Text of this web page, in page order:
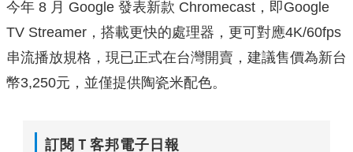
今年 8 月 Google 發表新款 Chromecast，即Google
TV Streamer，搭載更快的處理器，更可對應4K/60fps
串流播放規格，現已正式在台灣開賣，建議售價為新台
幣3,250元，並僅提供陶瓷米配色。
訂閱Ｔ客邦電子日報